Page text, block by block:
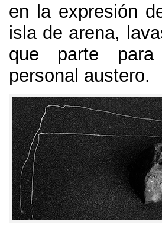
en la expresión
isla de arena,
que parte para
personal austero.